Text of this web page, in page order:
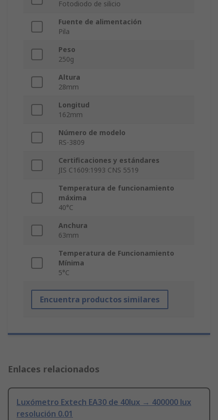
Fotodiodo de silicio
Fuente de alimentación
Pila
Peso
250g
Altura
28mm
Longitud
162mm
Número de modelo
RS-3809
Certificaciones y estándares
JIS C1609:1993 CNS 5519
Temperatura de funcionamiento
máxima
40°C
Anchura
63mm
Temperatura de Funcionamiento
Mínima
5°C
Encuentra productos similares
Enlaces relacionados
Luxómetro Extech EA30 de 40lux → 400000 lux
resolución 0.01